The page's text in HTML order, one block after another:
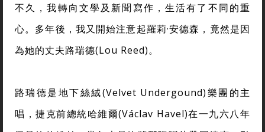
不久，我轉向文學及新聞寫作，生活有了不同的重
心。多年後，我又開始注意起羅莉·安德森，竟然是因
為她的丈夫路瑞德(Lou Reed)。
路瑞德是地下絲絨(Velvet Undergound)樂團的主
唱，捷克前總統哈維爾(Václav Havel)在一九六八年